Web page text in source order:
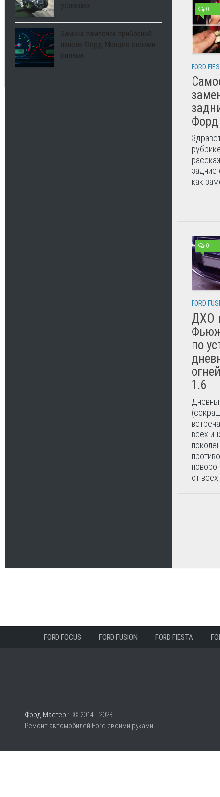
0
FORD
Форд
задние
как
0
FORD
ДХО
по
1.6
всех
от
условиях
Замена лампочек приборной
панели Форд Мондео своими
силами
FORD FOCUS FORD FUSION FORD FIESTA
Форд Мастер :: © 2014 - 2023
Ремонт автомобилей Ford своими руками.